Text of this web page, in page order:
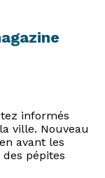
informés
ville. Nouveau
avant les
pépites